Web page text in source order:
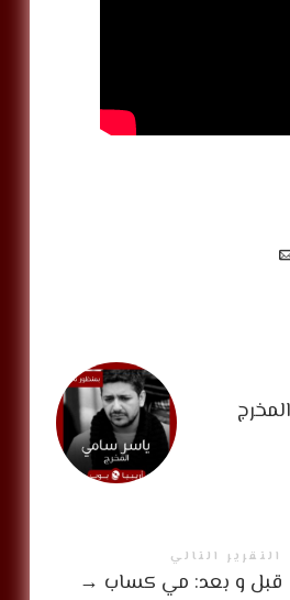
التقرير التالي
قبل و بعد: مي كساب →